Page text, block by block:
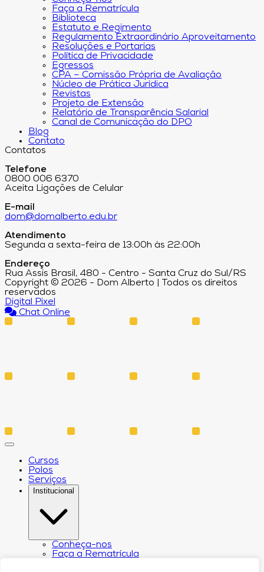
Faça a Rematrícula
Biblioteca
Estatuto e Regimento
Regulamento Extraordinário Aproveitamento
Resoluções e Portarias
Política de Privacidade
Egressos
CPA – Comissão Própria de Avaliação
Núcleo de Prática Jurídica
Revistas
Projeto de Extensão
Relatório de Transparência Salarial
Canal de Comunicação do DPO
Blog
Contato
Contatos
Telefone
0800 006 6370
Aceita Ligações de Celular
E-mail
dom@domalberto.edu.br
Atendimento
Segunda a sexta-feira de 13:00h às 22:00h
Endereço
Rua Assis Brasil, 480 - Centro - Santa Cruz do Sul/RS
Copyright © 2026 - Dom Alberto | Todos os direitos
reservados
Digital Pixel
Chat Online
Cursos
Polos
Serviços
Institucional
Conheça-nos
Faça a Rematrícula